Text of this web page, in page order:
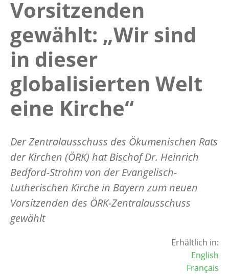
Vorsitzenden
gewählt: „Wir sind
in dieser
globalisierten Welt
eine Kirche“
Der Zentralausschuss des Ökumenischen Rats
der Kirchen (ÖRK) hat Bischof Dr. Heinrich
Bedford-Strohm von der Evangelisch-
Lutherischen Kirche in Bayern zum neuen
Vorsitzenden des ÖRK-Zentralausschuss
gewählt
Erhältlich in:
English
Français